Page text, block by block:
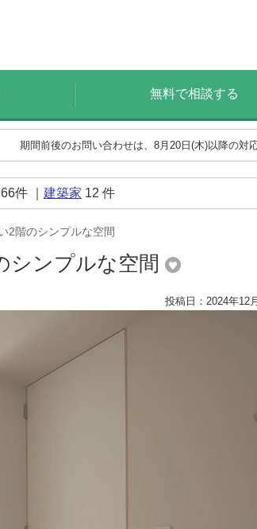
無料で相談する
期間前後のお問い合わせは、8月20日(木)以降の対
66件 ｜ 建築家 12 件
2階のシンプルな空間
シンプルな空間
投稿日：2024年12